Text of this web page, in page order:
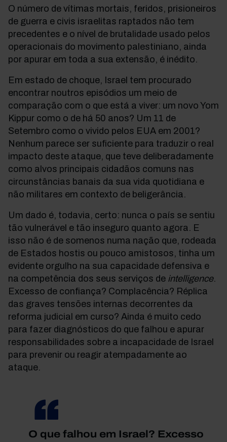
O número de vítimas mortais, feridos, prisioneiros
de guerra e civis israelitas raptados não tem
precedentes e o nível de brutalidade usado pelos
operacionais do movimento palestiniano, ainda
por apurar em toda a sua extensão, é inédito.
Em estado de choque, Israel tem procurado
encontrar noutros episódios um meio de
comparação com o que está a viver: um novo Yom
Kippur como o de há 50 anos? Um 11 de
Setembro como o vivido pelos EUA em 2001?
Nenhum parece ser suficiente para traduzir o real
impacto deste ataque, que teve deliberadamente
como alvos principais cidadãos comuns nas
circunstâncias banais da sua vida quotidiana e
não militares em contexto de beligerância.
Um dado é, todavia, certo: nunca o país se sentiu
tão vulnerável e tão inseguro quanto agora. E
isso não é de somenos numa nação que, rodeada
de Estados hostis ou pouco amistosos, tinha um
evidente orgulho na sua capacidade defensiva e
na competência dos seus serviços de intelligence.
Excesso de confiança? Complacência? Réplica
das graves tensões internas decorrentes da
reforma judicial em curso? Ainda é muito cedo
para fazer diagnósticos do que falhou e apurar
responsabilidades sobre a incapacidade de Israel
para prevenir ou reagir atempadamente ao
ataque.
O que falhou em Israel? Excesso